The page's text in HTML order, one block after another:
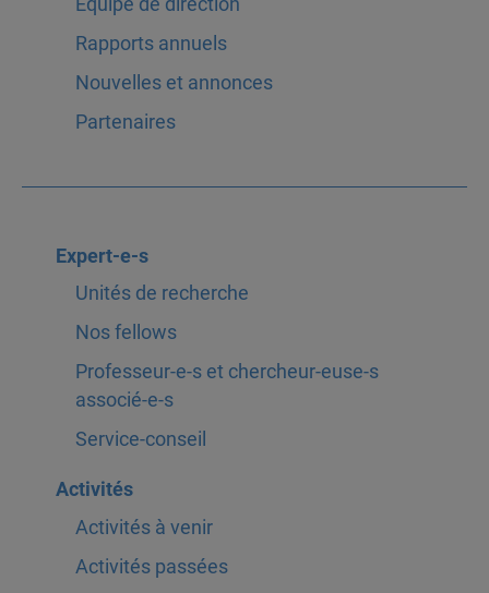
Équipe de direction
Rapports annuels
Nouvelles et annonces
Partenaires
Expert-e-s
Unités de recherche
Nos fellows
Professeur-e-s et chercheur-euse-s
associé-e-s
Service-conseil
Activités
Activités à venir
Activités passées